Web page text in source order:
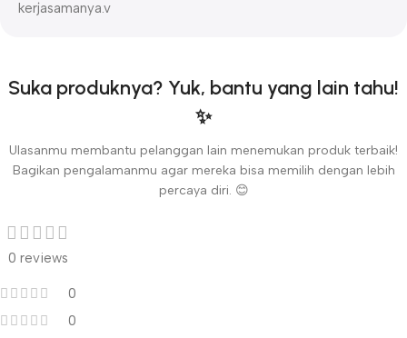
kerjasamanya.v
Suka produknya? Yuk, bantu yang lain tahu!
✨
Ulasanmu membantu pelanggan lain menemukan produk terbaik!
Bagikan pengalamanmu agar mereka bisa memilih dengan lebih
percaya diri. 😊
0 reviews
0
0